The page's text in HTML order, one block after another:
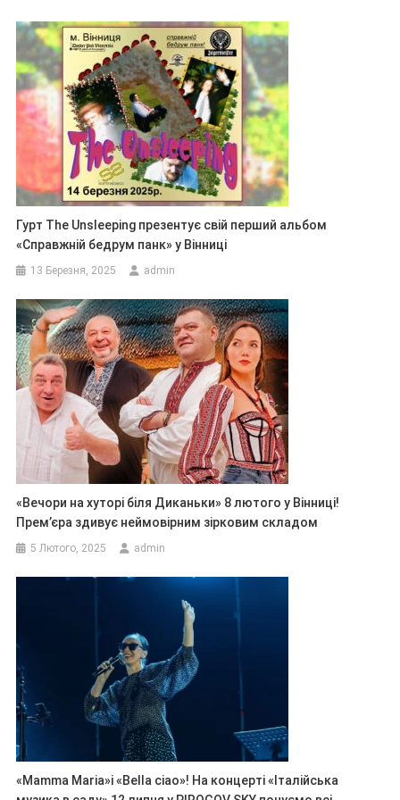
Гурт The Unsleeping презентує свій перший альбом
«Справжній бедрум панк» у Вінниці
13 Березня, 2025 admin
«Вечори на хуторі біля Диканьки» 8 лютого у Вінниці!
Прем’єра здивує неймовірним зірковим складом
5 Лютого, 2025 admin
«Mamma Maria»і «Bella ciao»! На концерті «Італійська